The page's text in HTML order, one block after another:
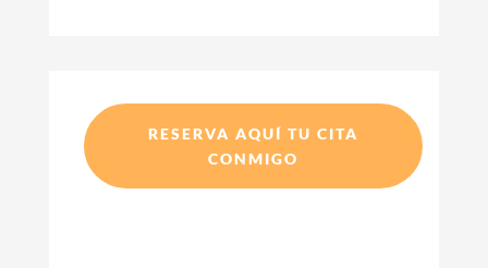
RESERVA AQUÍ TU CITA
CONMIGO